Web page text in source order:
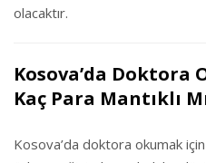
olacaktır.
Kosova’da Doktora
Kaç Para Mantıklı
Kosova’da doktora okumak